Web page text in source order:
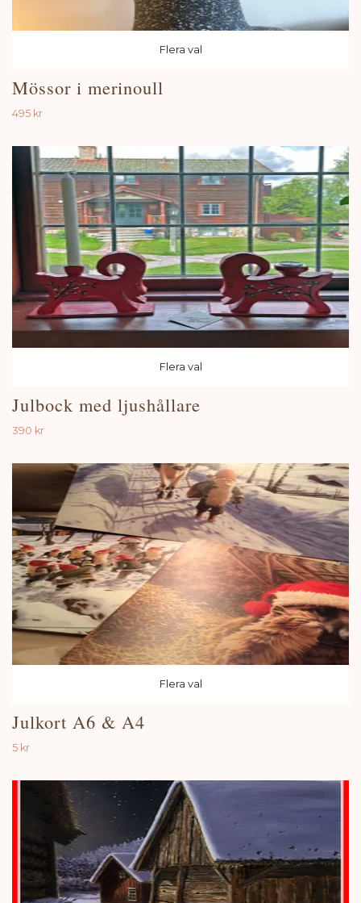
Flera val
Mössor i merinoull
495 kr
Flera val
Julbock med ljushållare
390 kr
Flera val
Julkort A6 & A4
5 kr